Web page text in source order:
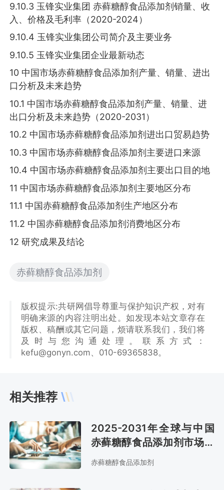
9.10.3 玉锋实业集团 赤藓糖醇食品添加剂销量、收
入、价格及毛利率（2020-2024）
9.10.4 玉锋实业集团公司简介及主要业务
9.10.5 玉锋实业集团企业最新动态
10 中国市场赤藓糖醇食品添加剂产量、销量、进出
口分析及未来趋势
10.1 中国市场赤藓糖醇食品添加剂产量、销量、进
出口分析及未来趋势（2020-2031）
10.2 中国市场赤藓糖醇食品添加剂进出口贸易趋势
10.3 中国市场赤藓糖醇食品添加剂主要进口来源
10.4 中国市场赤藓糖醇食品添加剂主要出口目的地
11 中国市场赤藓糖醇食品添加剂主要地区分布
11.1 中国赤藓糖醇食品添加剂生产地区分布
11.2 中国赤藓糖醇食品添加剂消费地区分布
12 研究成果及结论
赤藓糖醇食品添加剂
版权提示:共研网倡导尊重与保护知识产权，对有
明确来源的内容注明出处。如发现本站文章存在
版权、稿酬或其它问题，烦请联系我们，我们将
及时与您沟通处理。联系方式：
kefu@gonyn.com、010-69365838。
相关推荐
2025-2031年全球与中国
赤藓糖醇食品添加剂市场深
度调查与行业发展趋势报告
赤藓糖醇食品添加剂